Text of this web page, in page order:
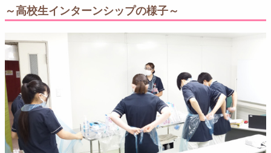
～高校生インターンシップの様子～